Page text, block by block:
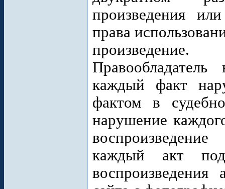
произведения
права
произведение.
каждый факт
фактом в
нарушение
каждый акт